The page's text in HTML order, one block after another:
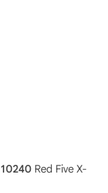
10240 Red Five X-